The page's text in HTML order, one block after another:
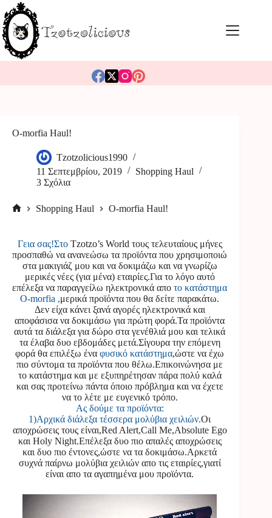
Μετάβαση
στο
περιεχόμενο
O-morfia Haul!
Tzotzolicious1990
11 Σεπτεμβρίου, 2019
Shopping Haul
3 Σχόλια
Shopping Haul O-morfia Haul!
Γεια σας!Στο Tzotzo’s World τους τελευταίους μήνες
προσπαθώ να ανανεώσω τα προϊόντα που χρησιμοποιώ
στα μακιγιάζ μου και να δοκιμάζω και να γνωρίζω
μερικές νέες (για μένα) εταιρίες.Για το λόγο αυτό
επέλεξα να παραγγείλω ηλεκτρονικά απο το κατάστημα
O-morfia ,μερικά προϊόντα που θα δείτε παρακάτω.
Δεν είχα κάνει ξανά αγορές ηλεκτρονικά και
αποφάσισα να δοκιμάσω για πρώτη φορά.Τα προϊόντα
αυτά τα διάλεξα για δώρο στα γενέθλιά μου και τελικά
τα έλαβα δυο εβδομάδες μετά.Σίγουρα την επόμενη
φορά θα επιλέξω έναφυσικό κατάστημα,ώστε να έχω
πιο σύντομα τα προϊόντα που θέλω.Επικοινώνησα με
το κατάστημα και με εξυπηρέτησαν πάρα πολύ καλά
και σας προτείνω πάντα όποιο πρόβλημα και να έχετε
να το λέτε με ευγενικό τρόπο.
Ας δούμε τα προϊόντα:
1)Αρχικά διάλεξα τέσσερα μολύβια χειλιών.Οι
αποχρώσεις τους είναι,Red Alert,Call Me,Absolute Ego
και Holy Night.Επέλεξα δυο πιο απαλές αποχρώσεις
και δυο πιο έντονες,ώστε να τα δοκιμάσω.Αρκετά
συχνά παίρνω μολύβια χειλιών απο τις εταιρίες,γιατί
είναι απο τα αγαπημένα μου προϊόντα.